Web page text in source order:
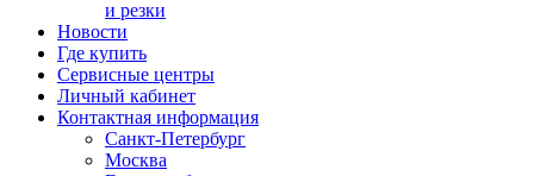
и резки
Новости
Где купить
Сервисные центры
Личный кабинет
Контактная информация
Санкт-Петербург
Москва